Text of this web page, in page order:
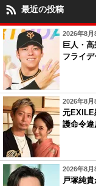
最近の投稿
2026年8月
巨人・
フライ
2026年8
元EXILE
護命令
2026年8
戸塚純